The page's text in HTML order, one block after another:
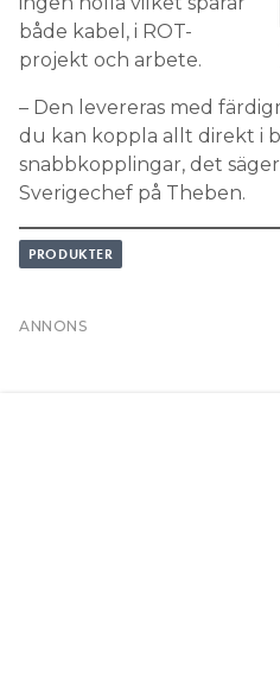
Prenumerera
Hantera prenumeration
Lediga jobb
Prenumerera på vårt